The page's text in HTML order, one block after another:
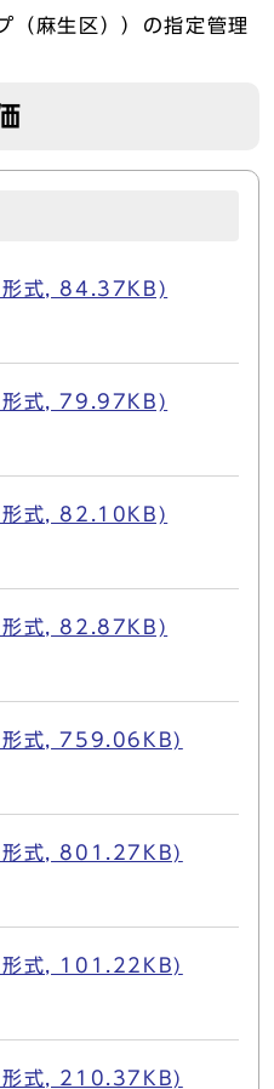
（麻生区））の指定管理
形式, 84.37KB)
形式, 79.97KB)
形式, 82.10KB)
形式, 82.87KB)
形式, 759.06KB)
形式, 801.27KB)
形式, 101.22KB)
形式, 210.37KB)